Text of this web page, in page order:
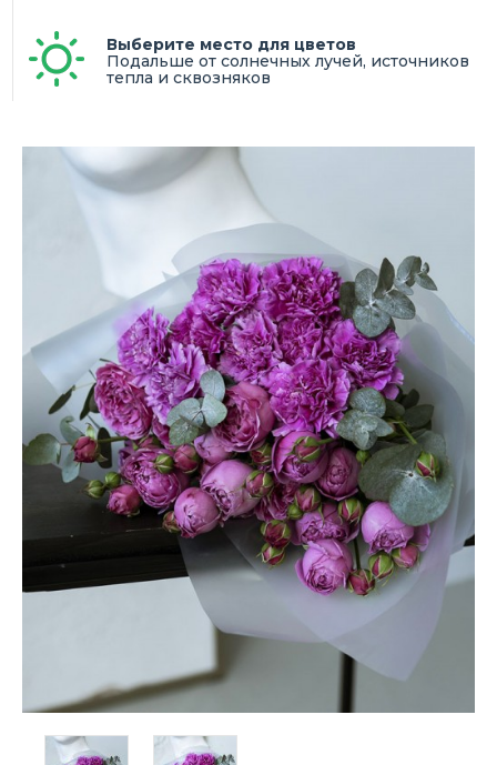
Выберите место для цветов
Подальше от солнечных лучей, источников
тепла и сквозняков